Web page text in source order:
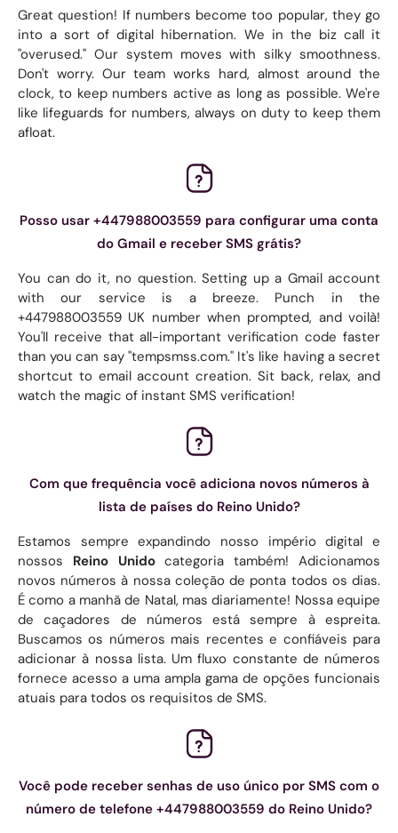
Great question! If numbers become too popular, they go
into a sort of digital hibernation. We in the biz call it
"overused." Our system moves with silky smoothness.
Don't worry. Our team works hard, almost around the
clock, to keep numbers active as long as possible. We're
like lifeguards for numbers, always on duty to keep them
afloat.
Posso usar +447988003559 para configurar uma conta
do Gmail e receber SMS grátis?
You can do it, no question. Setting up a Gmail account
with our service is a breeze. Punch in the
+447988003559 UK number when prompted, and voilà!
You'll receive that all-important verification code faster
than you can say "tempsmss.com." It's like having a secret
shortcut to email account creation. Sit back, relax, and
watch the magic of instant SMS verification!
Com que frequência você adiciona novos números à
lista de países do Reino Unido?
Estamos sempre expandindo nosso império digital e
nossos Reino Unidocategoria também! Adicionamos
novos números à nossa coleção de ponta todos os dias.
É como a manhã de Natal, mas diariamente! Nossa equipe
de caçadores de números está sempre à espreita.
Buscamos os números mais recentes e confiáveis ​​para
adicionar à nossa lista. Um fluxo constante de números
fornece acesso a uma ampla gama de opções funcionais
atuais para todos os requisitos de SMS.
Você pode receber senhas de uso único por SMS com o
número de telefone +447988003559 do Reino Unido?